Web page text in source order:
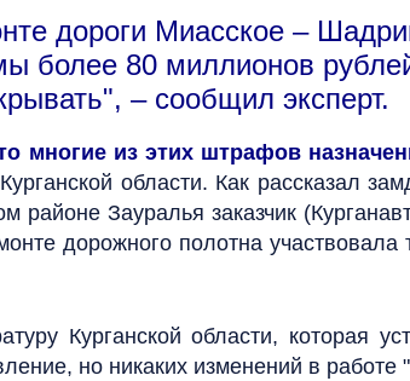
дороги Миасское –
более 80 миллионов
– сообщил эксперт.
многие из этих штрафов
области. Как рассказал
районе Зауралья заказчик
дорожного полотна
Курганской области, которая
но никаких изменений в